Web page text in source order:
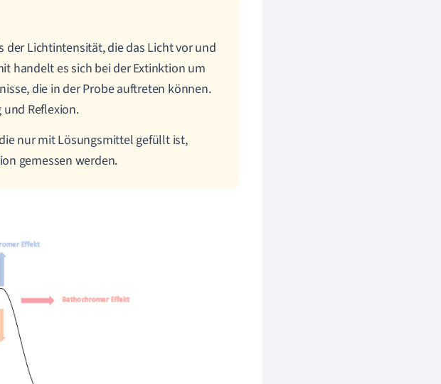
der Lichtintensität, die das Licht vor und
handelt es sich bei der Extinktion um
die in der Probe auftreten können.
Reflexion.
nur mit Lösungsmittel gefüllt ist,
gemessen werden.